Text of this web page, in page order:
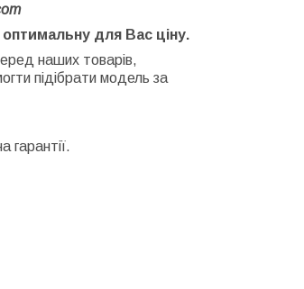
для Вас ціну.
наших товарів,
підібрати модель за
гарантії.